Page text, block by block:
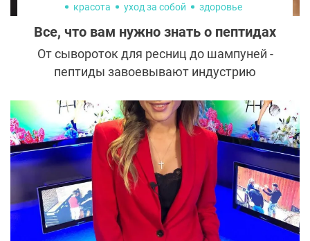
красота уход за собой здоровье
Все, что вам нужно знать о пептидах
От сывороток для ресниц до шампуней -
пептиды завоевывают индустрию